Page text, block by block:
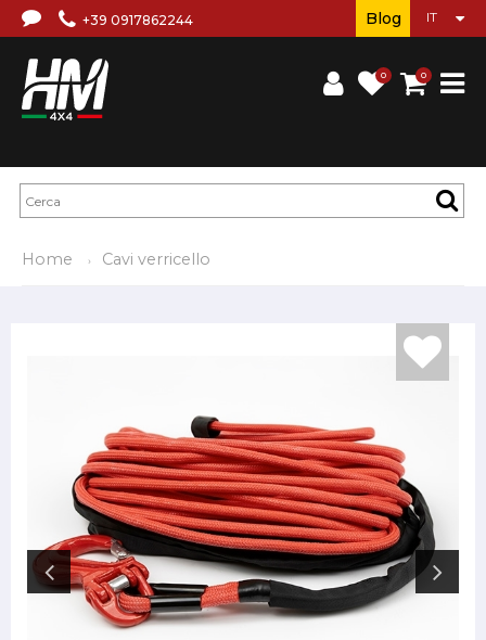
+39 0917862244
0 0
Blog
Home Cavi verricello